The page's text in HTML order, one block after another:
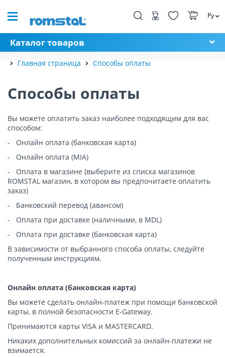
Ру
Каталог товаров
Главная страница Способы оплаты
Способы оплаты
Вы можете оплатить заказ наиболее подходящим для вас
способом:
- Онлайн оплата (банковская карта)
- Онлайн оплата (MIA)
- Оплата в магазине (выберите из списка магазинов
ROMSTAL магазин, в котором вы предпочитаете оплатить
заказ)
- Банковский перевод (авансом)
- Оплата при доставке (наличными, в MDL)
- Оплата при доставке (банковская карта)
В зависимости от выбранного способа оплаты, следуйте
полученным инструкциям.
Онлайн оплата (банковская карта)
Вы можете сделать онлайн-платеж при помощи банковской
карты, в полной безопасности E-Gateway.
Принимаются карты VISA и MASTERCARD.
Никаких дополнительных комиссий за онлайн-платежи не
взимается.